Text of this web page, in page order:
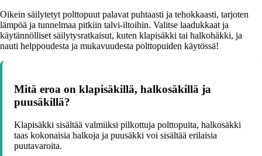
Oikein säilytetyt polttopuut palavat puhtaasti ja tehokkaasti, tarjoten
lämpöä ja tunnelmaa pitkiin talvi-iltoihin. Valitse laadukkaat ja
käytännölliset säilytysratkaisut, kuten klapisäkki tai halkohäkki, ja
nauti helppoudesta ja mukavuudesta polttopuiden käytössä!
Mitä eroa on klapisäkillä, halkosäkillä ja
puusäkillä?
Klapisäkki sisältää valmiiksi pilkottuja polttopuita, halkosäkki
taas kokonaisia halkoja ja puusäkki voi sisältää erilaisia
puutavaroita.